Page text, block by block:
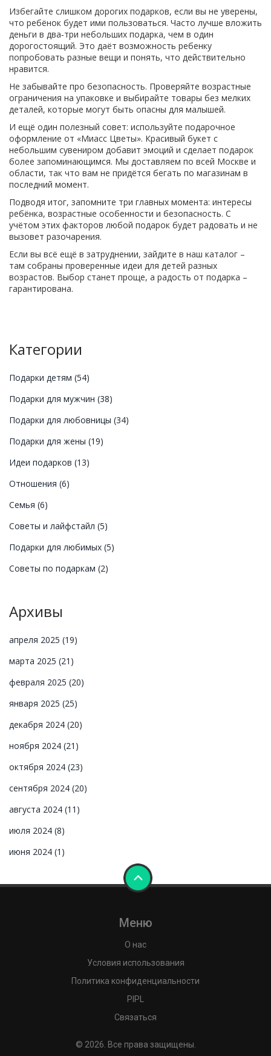
Избегайте слишком дорогих подарков, если вы не уверены,
что ребёнок будет ими пользоваться. Часто лучше вложить
деньги в два‑три небольших подарка, чем в один
дорогостоящий. Это даёт возможность ребенку
попробовать разные вещи и понять, что действительно
нравится.
Не забывайте про безопасность. Проверяйте возрастные
ограничения на упаковке и выбирайте товары без мелких
деталей, которые могут быть опасны для малышей.
И ещё один полезный совет: используйте подарочное
оформление от «Миасс Цветы». Красивый букет с
небольшим сувениром добавит эмоций и сделает подарок
более запоминающимся. Мы доставляем по всей Москве и
области, так что вам не придётся бегать по магазинам в
последний момент.
Подводя итог, запомните три главных момента: интересы
ребёнка, возрастные особенности и безопасность. С
учётом этих факторов любой подарок будет радовать и не
вызовет разочарения.
Если вы всё ещё в затруднении, зайдите в наш каталог –
там собраны проверенные идеи для детей разных
возрастов. Выбор станет проще, а радость от подарка –
гарантирована.
Категории
Подарки детям (54)
Подарки для мужчин (38)
Подарки для любовницы (34)
Подарки для жены (19)
Идеи подарков (13)
Отношения (6)
Семья (6)
Советы и лайфстайл (5)
Подарки для любимых (5)
Советы по подаркам (2)
Архивы
апреля 2025 (19)
марта 2025 (21)
февраля 2025 (20)
января 2025 (25)
декабря 2024 (20)
ноября 2024 (21)
октября 2024 (23)
сентября 2024 (20)
августа 2024 (11)
июля 2024 (8)
июня 2024 (1)
Меню
О нас
Условия использования
Политика конфиденциальности
PIPL
Связаться
© 2026. Все права защищены.